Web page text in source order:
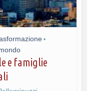
•
e famiglie